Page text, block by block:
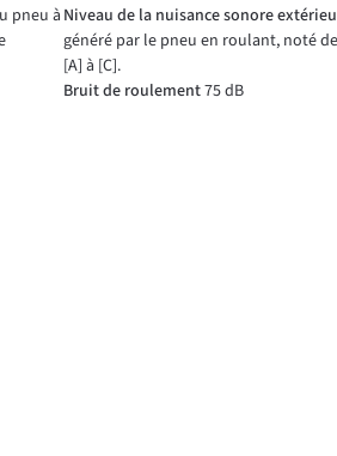
pneu à Niveau de la nuisance sonore
généré par le pneu en roulant, noté
[A] à [C].
Bruit de roulement75 dB